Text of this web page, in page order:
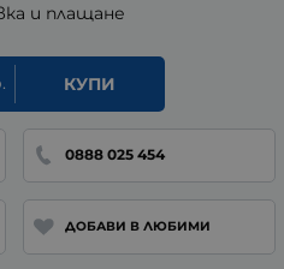
и плащане
КУПИ
0888 025 454
ДОБАВИ В ЛЮБИМИ